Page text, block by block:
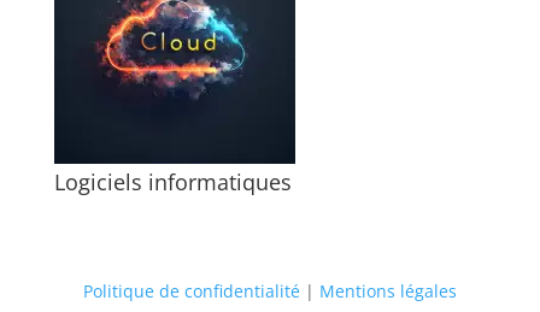
Logiciels informatiques
Politique de confidentialité| Mentions légales